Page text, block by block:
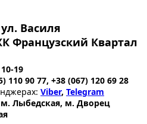
Василя
Французский Квартал
19
110 90 77, +38 (067) 120 69 28
Viber, Telegram
м. Лыбедская, м. Дворец